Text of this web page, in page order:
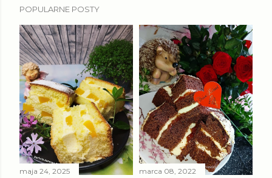
POPULARNE POSTY
maja 24, 2025 marca 08, 2022